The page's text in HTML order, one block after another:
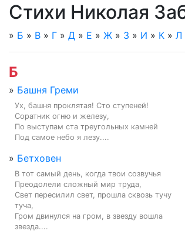
Стихи Николая
» Б » В » Г » Д » Е » Ж » З » И » К » Л
Б
» Башня Греми
Ух, башня проклятая! Сто ступеней!
Соратник огню и железу,
По выступам ста треугольных камней
Под самое небо я лезу....
» Бетховен
В тот самый день, когда твои созвучья
Преодолели сложный мир труда,
Свет пересилил свет, прошла сквозь тучу
туча,
Гром двинулся на гром, в звезду вошла
звезда....